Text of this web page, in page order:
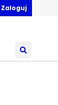
Zaloguj